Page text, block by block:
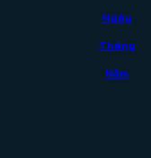
Ngày
Tháng
Năm